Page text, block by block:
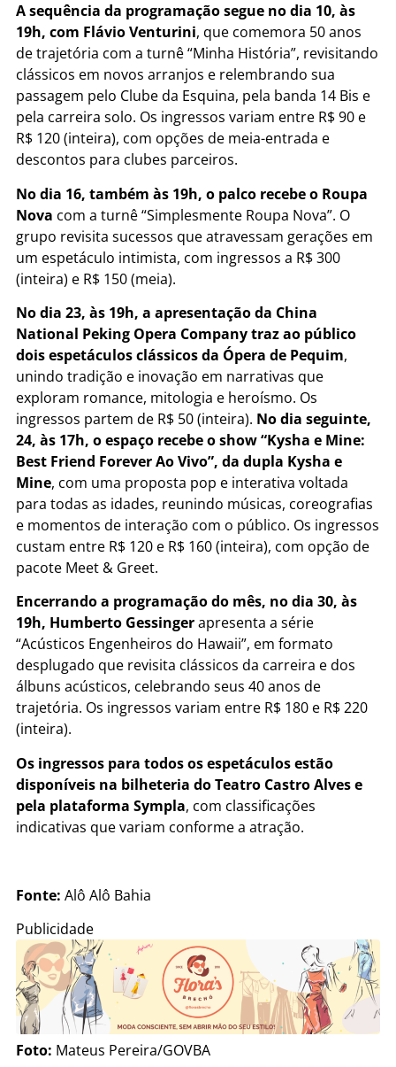
A sequência da programação segue no dia 10, às
19h, com Flávio Venturini, que comemora 50 anos
de trajetória com a turnê “Minha História”, revisitando
clássicos em novos arranjos e relembrando sua
passagem pelo Clube da Esquina, pela banda 14 Bis e
pela carreira solo. Os ingressos variam entre R$ 90 e
R$ 120 (inteira), com opções de meia-entrada e
descontos para clubes parceiros.
No dia 16, também às 19h, o palco recebe o Roupa
Nova com a turnê “Simplesmente Roupa Nova”. O
grupo revisita sucessos que atravessam gerações em
um espetáculo intimista, com ingressos a R$ 300
(inteira) e R$ 150 (meia).
No dia 23, às 19h, a apresentação da China
National Peking Opera Company traz ao público
dois espetáculos clássicos da Ópera de Pequim,
unindo tradição e inovação em narrativas que
exploram romance, mitologia e heroísmo. Os
ingressos partem de R$ 50 (inteira). No dia seguinte,
24, às 17h, o espaço recebe o show “Kysha e Mine:
Best Friend Forever Ao Vivo”, da dupla Kysha e
Mine, com uma proposta pop e interativa voltada
para todas as idades, reunindo músicas, coreografias
e momentos de interação com o público. Os ingressos
custam entre R$ 120 e R$ 160 (inteira), com opção de
pacote Meet & Greet.
Encerrando a programação do mês, no dia 30, às
19h, Humberto Gessingerapresenta a série
“Acústicos Engenheiros do Hawaii”, em formato
desplugado que revisita clássicos da carreira e dos
álbuns acústicos, celebrando seus 40 anos de
trajetória. Os ingressos variam entre R$ 180 e R$ 220
(inteira).
Os ingressos para todos os espetáculos estão
disponíveis na bilheteria do Teatro Castro Alves e
pela plataforma Sympla, com classificações
indicativas que variam conforme a atração.
Fonte: Alô Alô Bahia
Publicidade
Foto: Mateus Pereira/GOVBA